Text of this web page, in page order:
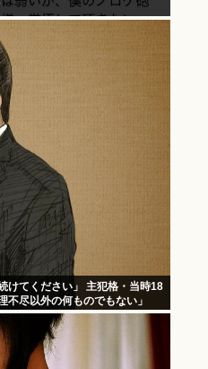
けてください」 主犯格・当時18
不尽以外の何ものでもない」